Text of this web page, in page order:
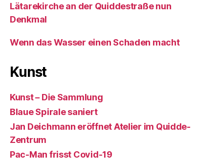
Lätarekirche an der Quiddestraße nun
Denkmal
Wenn das Wasser einen Schaden macht
Kunst
Kunst – Die Sammlung
Blaue Spirale saniert
Jan Deichmann eröffnet Atelier im Quidde-
Zentrum
Pac-Man frisst Covid-19